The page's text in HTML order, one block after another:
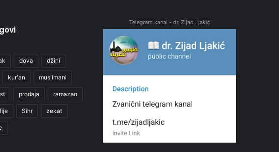
dova džini
kur'an muslimani
prodaja ramazan
Sihr zekat
Telegram kanal - dr. Zijad Ljakić